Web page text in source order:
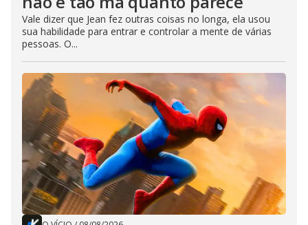
Vale dizer que Jean fez outras coisas no longa, ela usou
sua habilidade para entrar e controlar a mente de várias
pessoas. O...